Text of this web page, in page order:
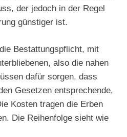
der jedoch in der Regel
günstiger ist.
Bestattungspflicht, mit
also die nahen
dafür sorgen, dass
Gesetzen entsprechende,
Kosten tragen die Erben
Die Reihenfolge sieht wie